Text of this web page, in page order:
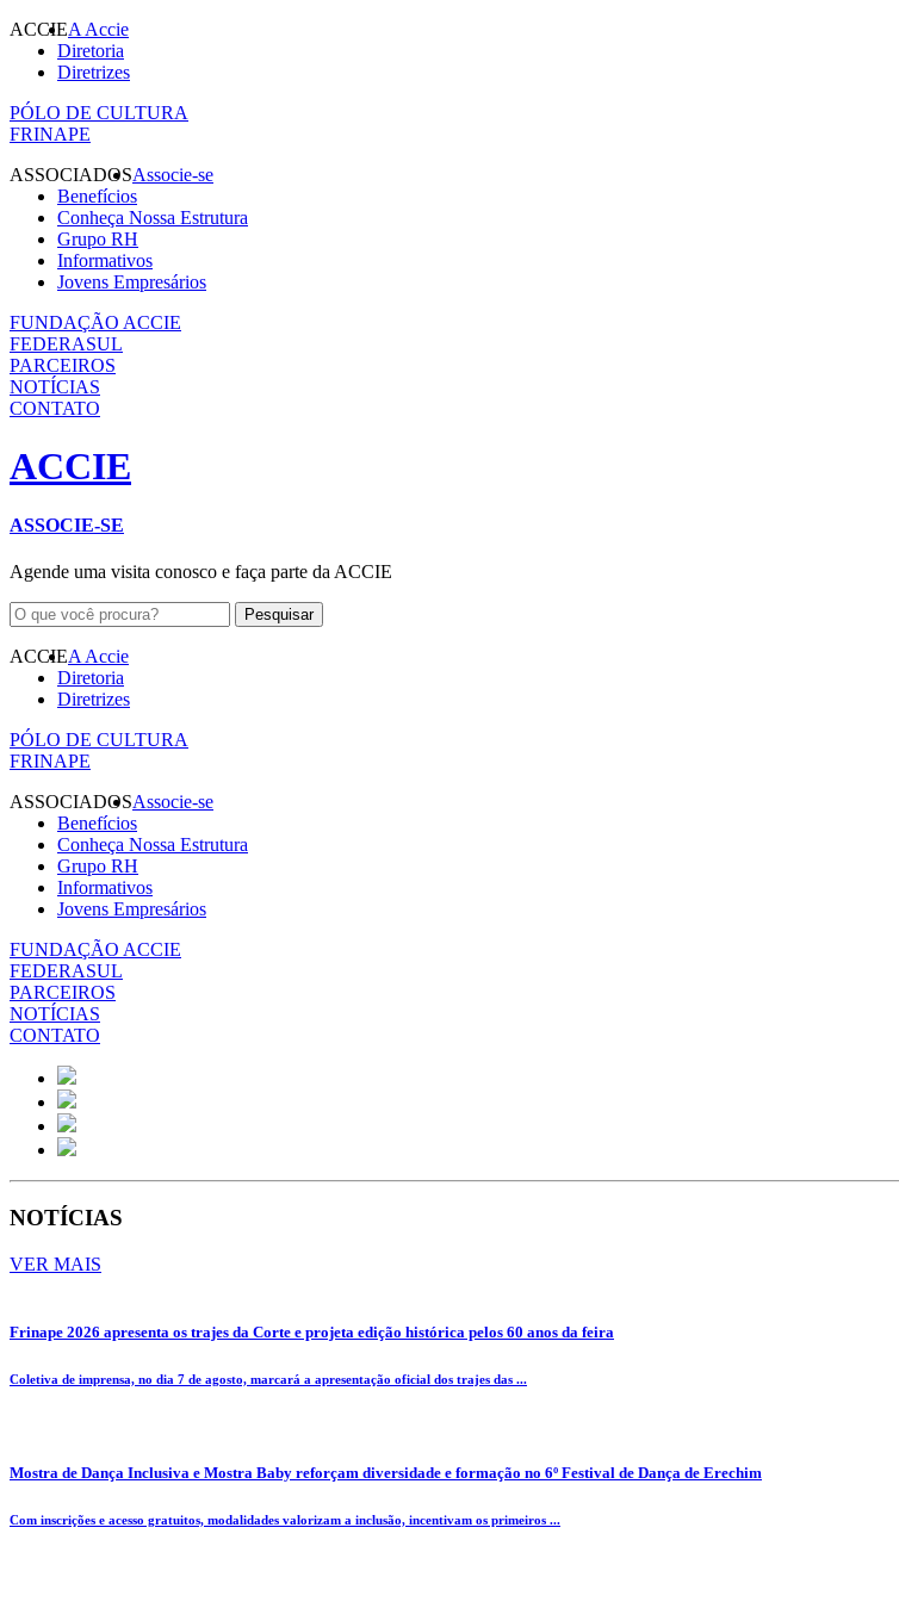
ACCIEA Accie
Diretoria
Diretrizes
PÓLO DE CULTURA
FRINAPE
ASSOCIADOSAssocie-se
Benefícios
Conheça Nossa Estrutura
Grupo RH
Informativos
Jovens Empresários
FUNDAÇÃO ACCIE
FEDERASUL
PARCEIROS
NOTÍCIAS
CONTATO
ACCIE
ASSOCIE-SE
Agende uma visita conosco e faça parte da ACCIE
ACCIEA Accie
Diretoria
Diretrizes
PÓLO DE CULTURA
FRINAPE
ASSOCIADOSAssocie-se
Benefícios
Conheça Nossa Estrutura
Grupo RH
Informativos
Jovens Empresários
FUNDAÇÃO ACCIE
FEDERASUL
PARCEIROS
NOTÍCIAS
CONTATO
NOTÍCIAS
VER MAIS
Frinape 2026 apresenta os trajes da Corte e projeta edição histórica pelos 60 anos da feira
Coletiva de imprensa, no dia 7 de agosto, marcará a apresentação oficial dos trajes das ...
Mostra de Dança Inclusiva e Mostra Baby reforçam diversidade e formação no 6º Festival de Dança de Erechim
Com inscrições e acesso gratuitos, modalidades valorizam a inclusão, incentivam os primeiros ...